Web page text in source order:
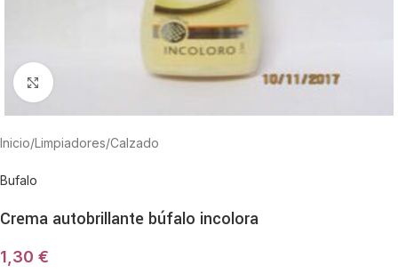
Haga Click para agrandar
Inicio/Limpiadores/Calzado
Bufalo
Crema autobrillante búfalo incolora
1,30 €